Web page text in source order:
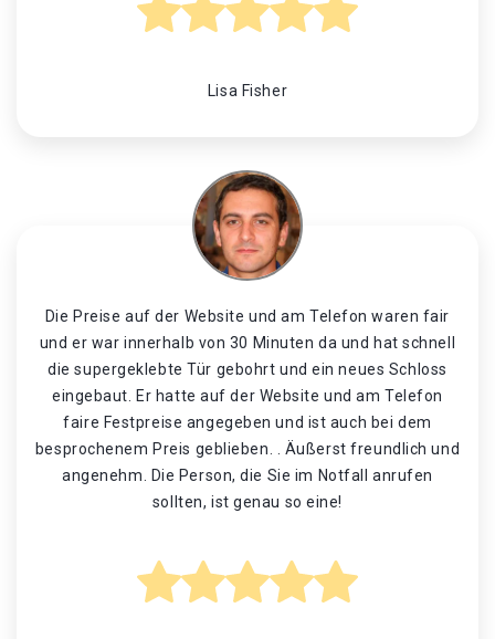
Lisa Fisher
Die Preise auf der Website und am Telefon waren fair
und er war innerhalb von 30 Minuten da und hat schnell
die supergeklebte Tür gebohrt und ein neues Schloss
eingebaut. Er hatte auf der Website und am Telefon
faire Festpreise angegeben und ist auch bei dem
besprochenem Preis geblieben. . Äußerst freundlich und
angenehm. Die Person, die Sie im Notfall anrufen
sollten, ist genau so eine!